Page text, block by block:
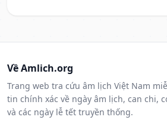
Về Amlich.org
Trang web tra cứu âm lịch Việt Nam
tin chính xác về ngày âm lịch, can chi,
và các ngày lễ tết truyền thống.